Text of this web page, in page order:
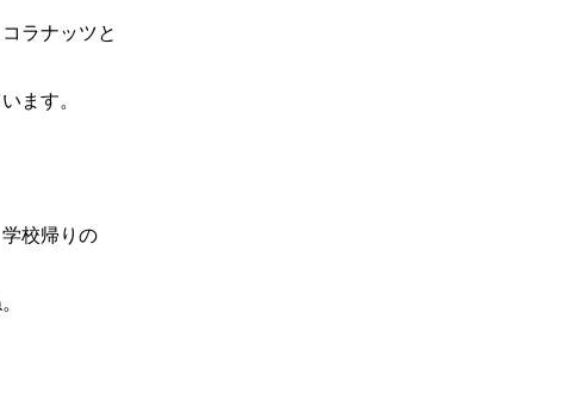
ラナッツと
ます。
校帰りの